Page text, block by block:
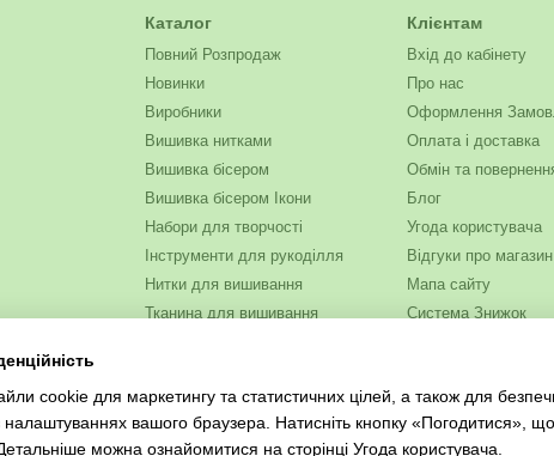
Каталог
Повний Розпродаж
Новинки
Виробники
Вишивка нитками
Вишивка бісером
Вишивка бісером Ікони
Набори для творчості
Інструменти для рукоділля
Нитки для вишивання
Тканина для вишивання
Журнали для рукоділля
Клієнтам
Вхід до кабінету
Про нас
Оформлення
Оплата і доставка
Обмін та
Блог
Угода користувача
Відгуки про магазин
Мапа сайту
Система Знижок
cookie для маркетингу та статистичних цілей, а також для
вашого браузера. Натисніть кнопку «Погодитися»,
можна ознайомитися на сторінці Угода користувача